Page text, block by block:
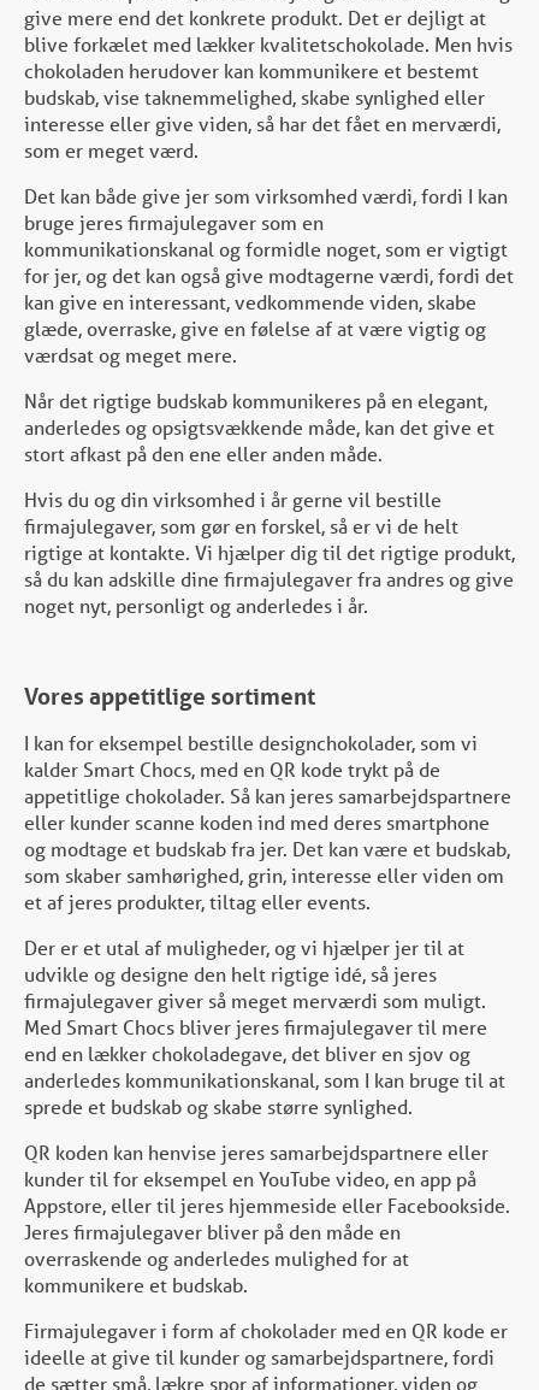
give mere end det konkrete produkt. Det er dejligt at
blive forkælet med lækker kvalitetschokolade. Men hvis
chokoladen herudover kan kommunikere et bestemt
budskab, vise taknemmelighed, skabe synlighed eller
interesse eller give viden, så har det fået en merværdi,
som er meget værd.
Det kan både give jer som virksomhed værdi, fordi I kan
bruge jeres firmajulegaver som en
kommunikationskanal og formidle noget, som er vigtigt
for jer, og det kan også give modtagerne værdi, fordi det
kan give en interessant, vedkommende viden, skabe
glæde, overraske, give en følelse af at være vigtig og
værdsat og meget mere.
Når det rigtige budskab kommunikeres på en elegant,
anderledes og opsigtsvækkende måde, kan det give et
stort afkast på den ene eller anden måde.
Hvis du og din virksomhed i år gerne vil bestille
firmajulegaver, som gør en forskel, så er vi de helt
rigtige at kontakte. Vi hjælper dig til det rigtige produkt,
så du kan adskille dine firmajulegaver fra andres og give
noget nyt, personligt og anderledes i år.
Vores appetitlige sortiment
I kan for eksempel bestille designchokolader, som vi
kalder Smart Chocs, med en QR kode trykt på de
appetitlige chokolader. Så kan jeres samarbejdspartnere
eller kunder scanne koden ind med deres smartphone
og modtage et budskab fra jer. Det kan være et budskab,
som skaber samhørighed, grin, interesse eller viden om
et af jeres produkter, tiltag eller events.
Der er et utal af muligheder, og vi hjælper jer til at
udvikle og designe den helt rigtige idé, så jeres
firmajulegaver giver så meget merværdi som muligt.
Med Smart Chocs bliver jeres firmajulegaver til mere
end en lækker chokoladegave, det bliver en sjov og
anderledes kommunikationskanal, som I kan bruge til at
sprede et budskab og skabe større synlighed.
QR koden kan henvise jeres samarbejdspartnere eller
kunder til for eksempel en YouTube video, en app på
Appstore, eller til jeres hjemmeside eller Facebookside.
Jeres firmajulegaver bliver på den måde en
overraskende og anderledes mulighed for at
kommunikere et budskab.
Firmajulegaver i form af chokolader med en QR kode er
ideelle at give til kunder og samarbejdspartnere, fordi
de sætter små, lækre spor af informationer, viden og